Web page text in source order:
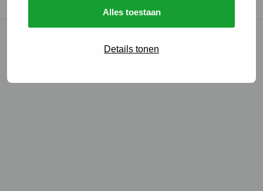
Alles toestaan
Details tonen